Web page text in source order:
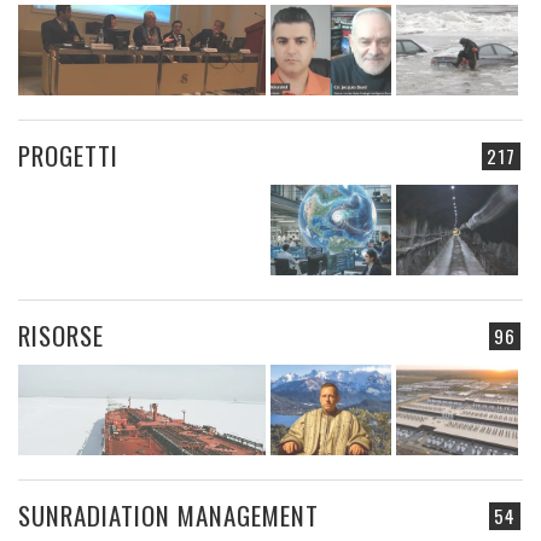
217
PROGETTI
96
RISORSE
54
SUNRADIATION MANAGEMENT